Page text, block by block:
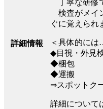
詳細情報
丁寧な研修
検査がメイ
ぐに覚えられ
＜具体的には
◆目視・外見
◆梱包
◆運搬
⇒スポットク
詳細について